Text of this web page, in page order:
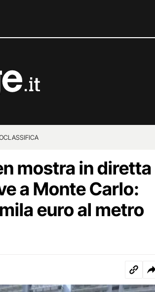
CLASSIFICA
mostra in diretta
a Monte Carlo:
euro al metro